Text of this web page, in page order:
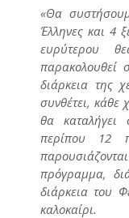
«Θα
Έλληνες και 4
ευρύτερου
παρακολουθεί
διάρκεια της
συνθέτει, κάθε
θα
περίπου 12
πρόγραμμα,
διάρκεια του
καλοκαίρι.